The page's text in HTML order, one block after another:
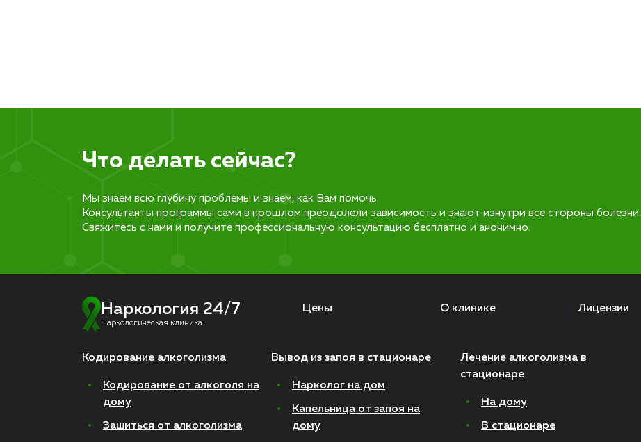
Что делать сейчас?
Мы знаем всю глубину проблемы и знаем, как Вам помочь.
Консультанты программы сами в прошлом преодолели зависимость и знают изнутри все стороны болезни.
Свяжитесь с нами и получите профессиональную консультацию бесплатно и анонимно.
Наркология 24/7
Наркологическая клиника
Цены О клинике Лицензии
Кодирование алкоголизма
Кодирование от алкоголя на
дому
Зашиться от алкоголизма
Вывод из запоя в стационаре
Нарколог на дом
Капельница от запоя на
дому
Лечение алкоголизма в
стационаре
На дому
В стационаре